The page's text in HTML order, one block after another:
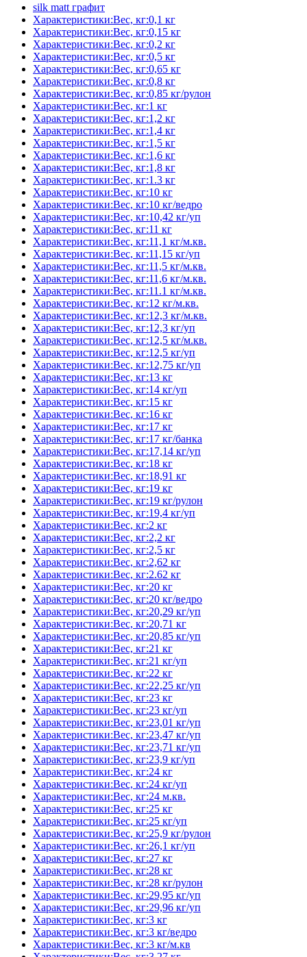
silk matt графит
Характеристики:Вес, кг:0,1 кг
Характеристики:Вес, кг:0,15 кг
Характеристики:Вес, кг:0,2 кг
Характеристики:Вес, кг:0,5 кг
Характеристики:Вес, кг:0,65 кг
Характеристики:Вес, кг:0,8 кг
Характеристики:Вес, кг:0,85 кг/рулон
Характеристики:Вес, кг:1 кг
Характеристики:Вес, кг:1,2 кг
Характеристики:Вес, кг:1,4 кг
Характеристики:Вес, кг:1,5 кг
Характеристики:Вес, кг:1,6 кг
Характеристики:Вес, кг:1,8 кг
Характеристики:Вес, кг:1.3 кг
Характеристики:Вес, кг:10 кг
Характеристики:Вес, кг:10 кг/ведро
Характеристики:Вес, кг:10,42 кг/уп
Характеристики:Вес, кг:11 кг
Характеристики:Вес, кг:11,1 кг/м.кв.
Характеристики:Вес, кг:11,15 кг/уп
Характеристики:Вес, кг:11,5 кг/м.кв.
Характеристики:Вес, кг:11,6 кг/м.кв.
Характеристики:Вес, кг:11.1 кг/м.кв.
Характеристики:Вес, кг:12 кг/м.кв.
Характеристики:Вес, кг:12,3 кг/м.кв.
Характеристики:Вес, кг:12,3 кг/уп
Характеристики:Вес, кг:12,5 кг/м.кв.
Характеристики:Вес, кг:12,5 кг/уп
Характеристики:Вес, кг:12,75 кг/уп
Характеристики:Вес, кг:13 кг
Характеристики:Вес, кг:14 кг/уп
Характеристики:Вес, кг:15 кг
Характеристики:Вес, кг:16 кг
Характеристики:Вес, кг:17 кг
Характеристики:Вес, кг:17 кг/банка
Характеристики:Вес, кг:17,14 кг/уп
Характеристики:Вес, кг:18 кг
Характеристики:Вес, кг:18,91 кг
Характеристики:Вес, кг:19 кг
Характеристики:Вес, кг:19 кг/рулон
Характеристики:Вес, кг:19,4 кг/уп
Характеристики:Вес, кг:2 кг
Характеристики:Вес, кг:2,2 кг
Характеристики:Вес, кг:2,5 кг
Характеристики:Вес, кг:2,62 кг
Характеристики:Вес, кг:2.62 кг
Характеристики:Вес, кг:20 кг
Характеристики:Вес, кг:20 кг/ведро
Характеристики:Вес, кг:20,29 кг/уп
Характеристики:Вес, кг:20,71 кг
Характеристики:Вес, кг:20,85 кг/уп
Характеристики:Вес, кг:21 кг
Характеристики:Вес, кг:21 кг/уп
Характеристики:Вес, кг:22 кг
Характеристики:Вес, кг:22,25 кг/уп
Характеристики:Вес, кг:23 кг
Характеристики:Вес, кг:23 кг/уп
Характеристики:Вес, кг:23,01 кг/уп
Характеристики:Вес, кг:23,47 кг/уп
Характеристики:Вес, кг:23,71 кг/уп
Характеристики:Вес, кг:23,9 кг/уп
Характеристики:Вес, кг:24 кг
Характеристики:Вес, кг:24 кг/уп
Характеристики:Вес, кг:24 м.кв.
Характеристики:Вес, кг:25 кг
Характеристики:Вес, кг:25 кг/уп
Характеристики:Вес, кг:25,9 кг/рулон
Характеристики:Вес, кг:26,1 кг/уп
Характеристики:Вес, кг:27 кг
Характеристики:Вес, кг:28 кг
Характеристики:Вес, кг:28 кг/рулон
Характеристики:Вес, кг:29,95 кг/уп
Характеристики:Вес, кг:29,96 кг/уп
Характеристики:Вес, кг:3 кг
Характеристики:Вес, кг:3 кг/ведро
Характеристики:Вес, кг:3 кг/м.кв